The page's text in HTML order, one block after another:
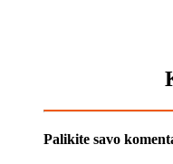
Palikite savo